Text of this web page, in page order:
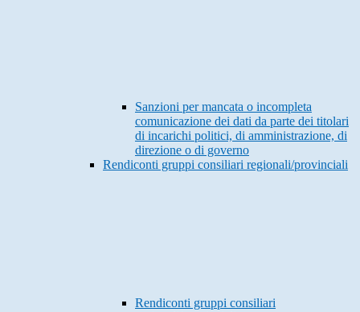
Sanzioni per mancata o incompleta
comunicazione dei dati da parte dei titolari
di incarichi politici, di amministrazione, di
direzione o di governo
Rendiconti gruppi consiliari regionali/provinciali
Rendiconti gruppi consiliari